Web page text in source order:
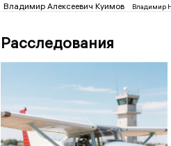
Владимир Алексеевич Куимов Владимир
Расследования